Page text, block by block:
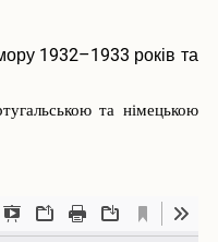
1932–1933 років та
та німецькою